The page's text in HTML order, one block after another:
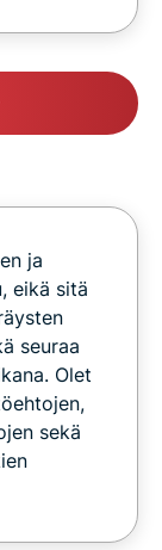
ja
eikä sitä
seuraa
Olet
sekä